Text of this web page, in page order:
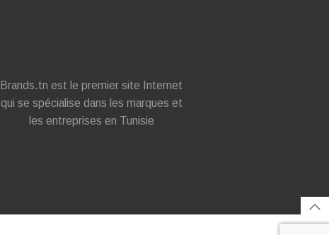
Brands.tn est le premier site Internet
qui se spécialise dans les marques et
les entreprises en Tunisie